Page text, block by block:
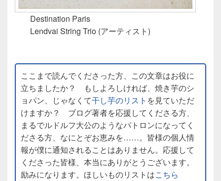
Destination Paris
Lendvai String Trio (アーティスト)
ここまで読んでくださった方、この文章はお役に
立ちましたか？ もしよろしければ、焼き芋のシ
ョパン、じゃなくて干し芋のリスト を見ていただ
けますか？ ブログ著者を応援してくださる方、
まるでルドルフ大公のようなパトロンになってく
ださる方、なにとぞお恵みを……。皆様の個人情
報が僕に通知されることはありません。応援して
くださった皆様、本当にありがとうございます。
励みになります。ほしいものリストはこちら